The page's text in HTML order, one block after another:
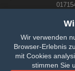
Wir verwenden
Browser-Erlebnis
mit Cookies
stimmen Sie